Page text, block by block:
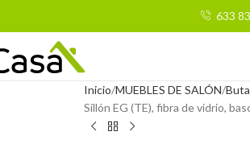
633
Inicio MUEBLES DE SALÓN
Sillón EG (TE), fibra de vidrio,